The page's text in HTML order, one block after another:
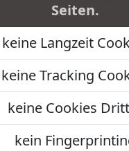
Seiten.
keine Langzeit
keine Tracking
keine Cookies
kein